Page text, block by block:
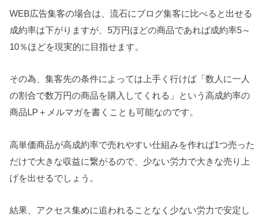
WEB広告集客の場合は、流石にブログ集客に比べると出せる
成約率は下がりますが、5万円ほどの商品であれば成約率5～
10％ほどを現実的に目指せます。
その為、集客先の条件によっては上手く行けば「数人に一人
の割合で数万円の商品を購入してくれる」という高成約率の
商品LP＋メルマガを書くことも可能なのです。
高単価商品が高成約率で売れやすい仕組みを作れば1つ売った
だけで大きな収益に繋がるので、少ない労力で大きな売り上
げを出せるでしょう。
結果、アクセス集めに追われることなく少ない労力で安定し